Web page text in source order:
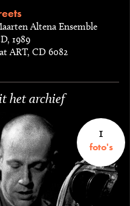
Altena Ensemble
1989
ART, CD 6082
het archief
1
foto's